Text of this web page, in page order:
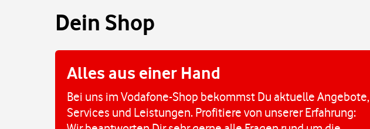
Dein Shop
Alles aus einer Hand
Bei uns im Vodafone-Shop bekommst Du aktuelle Angebote,
Services und Leistungen. Profitiere von unserer Erfahrung: